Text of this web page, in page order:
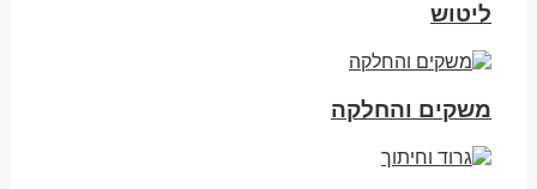
ליטוש
משקים והחלקה